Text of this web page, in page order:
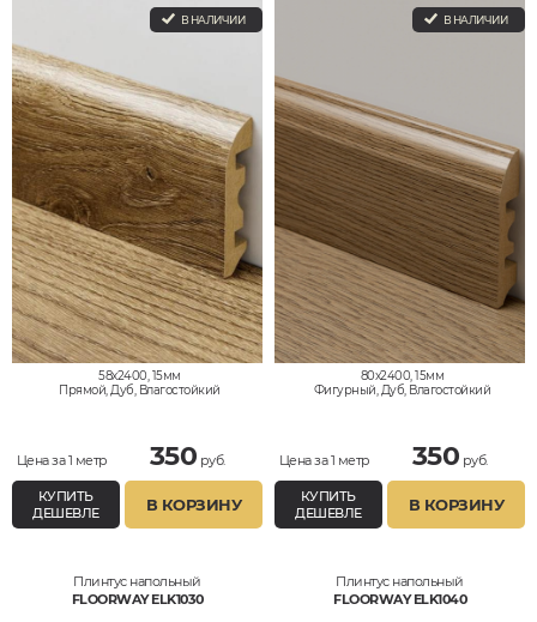
В НАЛИЧИИ
58x2400, 15мм
Прямой, Дуб, Влагостойкий
Цена за 1 метр 350 руб.
КУПИТЬ
ДЕШЕВЛЕ
В КОРЗИНУ
В НАЛИЧИИ
80x2400, 15мм
Фигурный, Дуб, Влагостойкий
Цена за 1 метр 350 руб.
КУПИТЬ
ДЕШЕВЛЕ
В КОРЗИНУ
Плинтус напольный
FLOORWAY ELK1030
Плинтус напольный
FLOORWAY ELK1040